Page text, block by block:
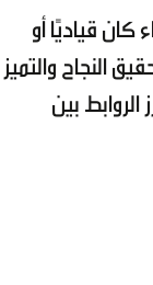
قياديًا أو
النجاح والتميز
بين